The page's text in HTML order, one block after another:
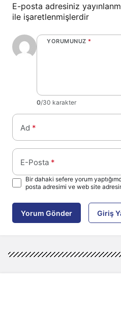
E-posta adresiniz
ile işaretlenmişlerdir
YORUMUNUZ *
0/30 karakter
Ad *
E-Posta *
Bir dahaki sefere yorum
posta adresimi ve web site
Yorum Gönder Giriş